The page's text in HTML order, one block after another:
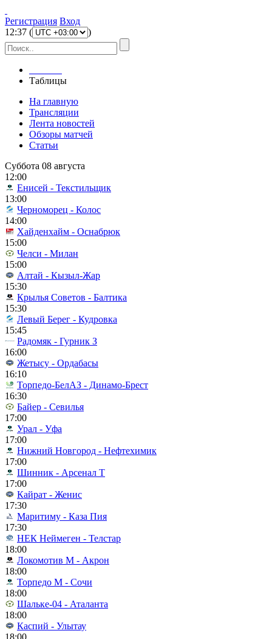
Регистрация Вход
12:37 ( )
Таблицы
На главную
Трансляции
Лента новостей
Обзоры матчей
Статьи
Суббота 08 августа
12:00
Енисей - Текстильщик
13:00
Черноморец - Колос
14:00
Хайденхайм - Оснабрюк
15:00
Челси - Милан
15:00
Алтай - Кызыл-Жар
15:30
Крылья Советов - Балтика
15:30
Левый Берег - Кудровка
15:45
Радомяк - Гурник З
16:00
Жетысу - Ордабасы
16:10
Торпедо-БелАЗ - Динамо-Брест
16:30
Байер - Севилья
17:00
Урал - Уфа
17:00
Нижний Новгород - Нефтехимик
17:00
Шинник - Арсенал Т
17:00
Кайрат - Женис
17:30
Маритиму - Каза Пия
17:30
НЕК Неймеген - Телстар
18:00
Локомотив М - Акрон
18:00
Торпедо М - Сочи
18:00
Шальке-04 - Аталанта
18:00
Каспий - Улытау
18:00